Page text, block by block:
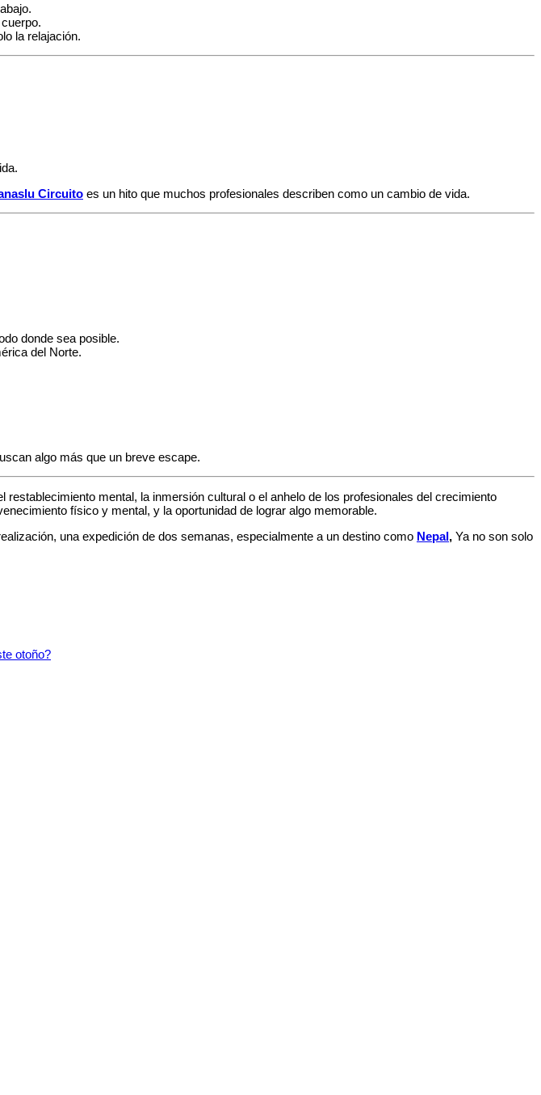
la relajación.
Circuito es un hito que muchos profesionales describen como un cambio de vida.
donde sea posible.
del Norte.
algo más que un breve escape.
mental, la inmersión cultural o el anhelo de los profesionales del crecimiento
físico y mental, y la oportunidad de lograr algo memorable.
una expedición de dos semanas, especialmente a un destino como Nepal, Ya no son solo
otoño?